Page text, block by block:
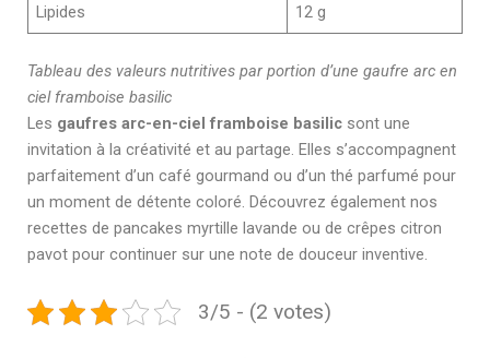
Lipides 12 g
Tableau des valeurs nutritives par portion d’une gaufre arc en
ciel framboise basilic
Les gaufres arc-en-ciel framboise basilicsont une
invitation à la créativité et au partage. Elles s’accompagnent
parfaitement d’un café gourmand ou d’un thé parfumé pour
un moment de détente coloré. Découvrez également nos
recettes de pancakes myrtille lavande ou de crêpes citron
pavot pour continuer sur une note de douceur inventive.
3/5 - (2 votes)
Prev